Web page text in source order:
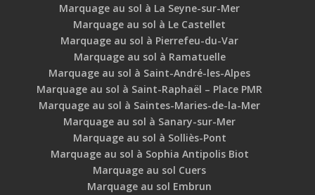
Marquage au sol à La Seyne-sur-Mer
Marquage au sol à Le Castellet
Marquage au sol à Pierrefeu-du-Var
Marquage au sol à Ramatuelle
Marquage au sol à Saint-André-les-Alpes
Marquage au sol à Saint-Raphaël – Place PMR
Marquage au sol à Saintes-Maries-de-la-Mer
Marquage au sol à Sanary-sur-Mer
Marquage au sol à Solliès-Pont
Marquage au sol à Sophia Antipolis Biot
Marquage au sol Cuers
Marquage au sol Embrun